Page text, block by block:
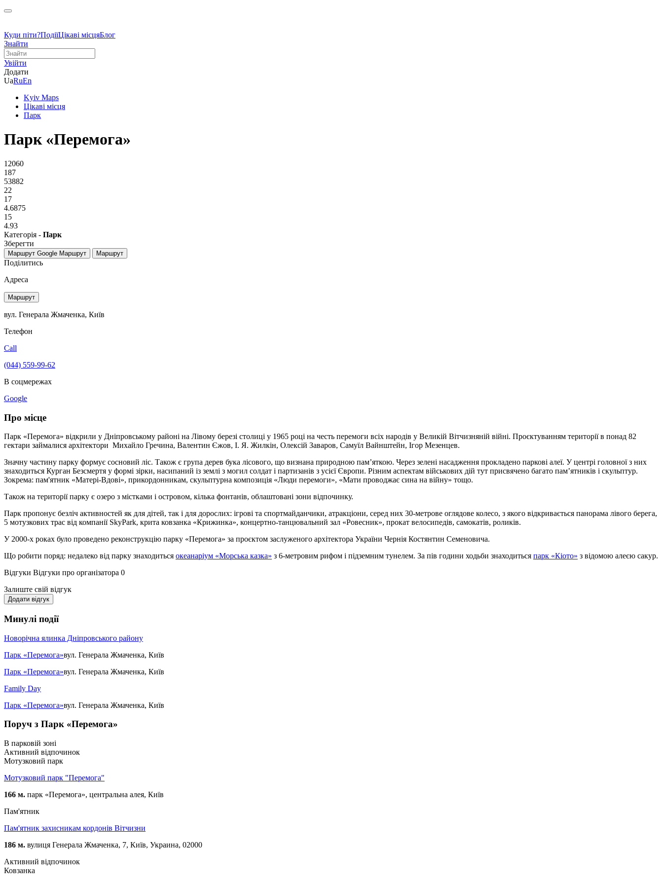
Куди піти?ПодіїЦікаві місцяБлог
Знайти
Увійти
Додати
UaRuEn
Kyiv Maps
Цікаві місця
Парк
Парк «Перемога»
12060
187
53882
22
17
4.6875
15
4.93
Категорія - Парк
Зберегти
Маршрут Google Маршрут Маршрут
Поділитись
Адреса
Маршрут
вул. Генерала Жмаченка, Київ
Телефон
Call
(044) 559-99-62
В соцмережах
Google
Про місце
Парк «Перемога» відкрили у Дніпровському районі на Лівому березі столиці у 1965 році на честь перемоги всіх народів у Великій Вітчизняній війні. Проєктуванням території в понад 82
гектари займалися архітектори Михайло Гречина, Валентин Єжов, І. Я. Жилкін, Олексій Заваров, Самуїл Вайнштейн, Ігор Мезенцев.
Значну частину парку формує сосновий ліс. Також є група дерев бука лісового, що визнана природною пам’яткою. Через зелені насадження прокладено паркові алеї. У центрі головної з них
знаходиться Курган Безсмертя у формі зірки, насипаний із землі з могил солдат і партизанів з усієї Європи. Різним аспектам військових дій тут присвячено багато пам’ятників і скульптур.
Зокрема: пам'ятник «Матері-Вдові», прикордонникам, скульптурна композиція «Люди перемоги», «Мати проводжає сина на війну» тощо.
Також на території парку є озеро з містками і островом, кілька фонтанів, облаштовані зони відпочинку.
Парк пропонує безліч активностей як для дітей, так і для дорослих: ігрові та спортмайданчики, атракціони, серед них 30-метрове оглядове колесо, з якого відкривається панорама лівого берега,
5 мотузкових трас від компанії SkyPark, крита ковзанка «Крижинка», концертно-танцювальний зал «Ровесник», прокат велосипедів, самокатів, роликів.
У 2000-х роках було проведено реконструкцію парку «Перемога» за проєктом заслуженого архітектора України Чернія Костянтин Семеновича.
Що робити поряд: недалеко від парку знаходиться океанаріум «Морська казка» з 6-метровим рифом і підземним тунелем. За пів години ходьби знаходиться парк «Кіото» з відомою алеєю сакур.
Відгуки Відгуки про організатора 0
Залиште свій відгук
Додати відгук
Минулі події
Новорічна ялинка Дніпровського району
Парк «Перемога»вул. Генерала Жмаченка, Київ
Парк «Перемога»вул. Генерала Жмаченка, Київ
Family Day
Парк «Перемога»вул. Генерала Жмаченка, Київ
Поруч з Парк «Перемога»
В парковій зоні
Активний відпочинок
Мотузковий парк
Мотузковий парк "Перемога"
166 м. парк «Перемога», центральна алея, Київ
Пам'ятник
Пам'ятник захисникам кордонів Вітчизни
186 м. вулиця Генерала Жмаченка, 7, Київ, Украина, 02000
Активний відпочинок
Ковзанка